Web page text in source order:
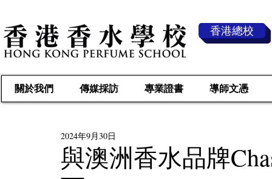
香港總校
關於我們 傳媒採訪 專業證書 導師文憑
與澳洲香水品牌
2024年9月30日